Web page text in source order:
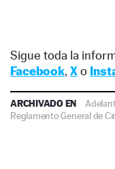
Sigue toda la
Facebook, Xo
ARCHIVADO EN
Reglamento General de